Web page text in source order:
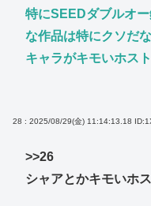
特にSEEDダブルオ
な作品は特にクソだな
キャラがキモいホス
28 : 2025/08/29(金) 11:14:13.18
>>26
シャアとかキモいホ